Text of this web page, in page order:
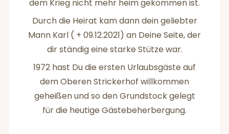
dem Krieg nicht mehr heim gekommen ist.
Durch die Heirat kam dann dein geliebter
Mann Karl ( + 09.12.2021) an Deine Seite, der
dir ständig eine starke Stütze war.
1972 hast Du die ersten Urlaubsgäste auf
dem Oberen Strickerhof willkommen
geheißen und so den Grundstock gelegt
für die heutige Gästebeherbergung.